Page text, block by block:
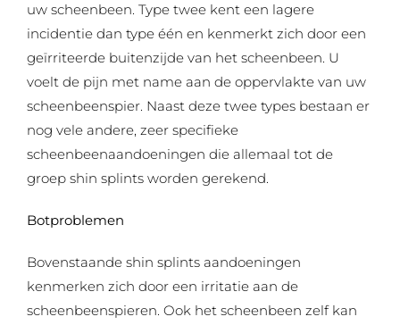
uw scheenbeen. Type twee kent een lagere
incidentie dan type één en kenmerkt zich door een
geïrriteerde buitenzijde van het scheenbeen. U
voelt de pijn met name aan de oppervlakte van uw
scheenbeenspier. Naast deze twee types bestaan er
nog vele andere, zeer specifieke
scheenbeenaandoeningen die allemaal tot de
groep shin splints worden gerekend.
Botproblemen
Bovenstaande shin splints aandoeningen
kenmerken zich door een irritatie aan de
scheenbeenspieren. Ook het scheenbeen zelf kan